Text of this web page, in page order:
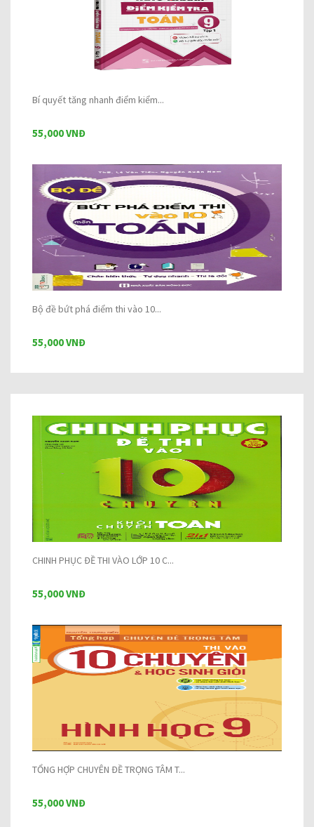
Bí quyết tăng nhanh điểm kiểm...
55,000 VNĐ
Bộ đề bứt phá điểm thi vào 10...
55,000 VNĐ
CHINH PHỤC ĐỀ THI VÀO LỚP 10 C...
55,000 VNĐ
TỔNG HỢP CHUYÊN ĐỀ TRỌNG TÂM T...
55,000 VNĐ